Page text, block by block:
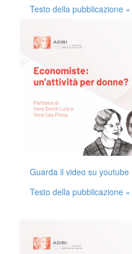
Testo della pubblicazione »
Guarda il video su youtube
Testo della pubblicazione »